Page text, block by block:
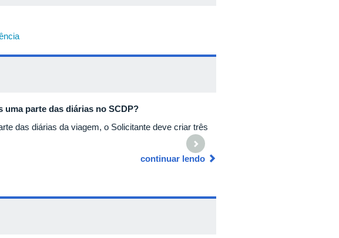
uma parte das diárias no SCDP?
das diárias da viagem, o Solicitante deve criar três
continuar lendo